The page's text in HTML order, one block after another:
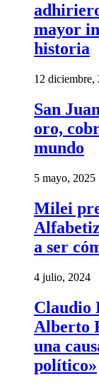
mayor
historia
12 diciembre,
San
oro,
mundo
5 mayo, 2025
Milei
a ser
4 julio, 2024
Claudio
Alberto
una
político»